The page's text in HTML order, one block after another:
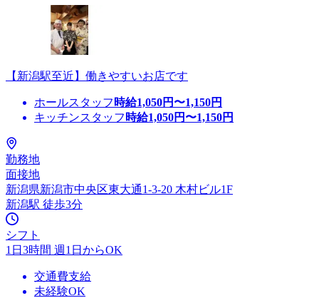
【新潟駅至近】働きやすいお店です
ホールスタッフ 時給1,050円〜1,150円
キッチンスタッフ 時給1,050円〜1,150円
勤務地
面接地
新潟県新潟市中央区東大通1-3-20 木村ビル1F
新潟駅 徒歩3分
シフト
1日3時間 週1日からOK
交通費支給
未経験OK